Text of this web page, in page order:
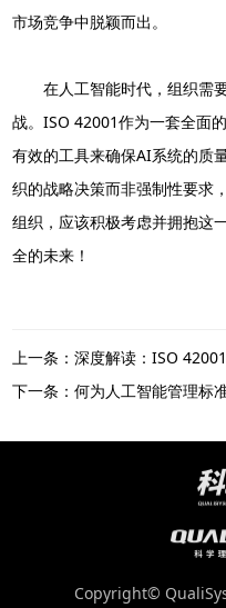
市场竞争中脱颖而出。
在人工智能时代，组织需
战。ISO 42001作为一套全面
有效的工具来确保AI系统的质
织的战略决策而非强制性要求
组织，应该积极考虑并拥抱这
全的未来！
上一条：深度解读：ISO
下一条：何为人工智能管理标
Copyright©